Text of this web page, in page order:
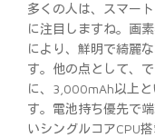
多くの人は、スマー
に注目しますね。画
により、鮮明で綺麗
す。他の点として、
に、3,000mAh以上
す。電池持ち優先で
いシングルコアCPU